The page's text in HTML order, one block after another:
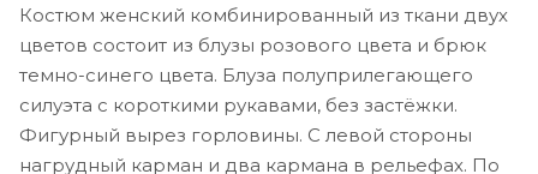
Костюм женский комбинированный из ткани двух
цветов состоит из блузы розового цвета и брюк
темно-синего цвета. Блуза полуприлегающего
силуэта с короткими рукавами, без застёжки.
Фигурный вырез горловины. С левой стороны
нагрудный карман и два кармана в рельефах. По